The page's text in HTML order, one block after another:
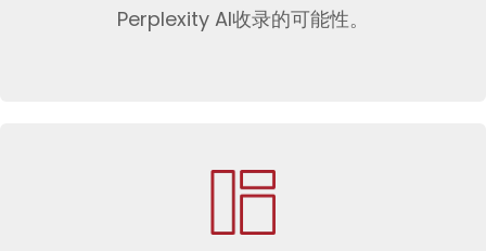
Perplexity AI收录的可能性。